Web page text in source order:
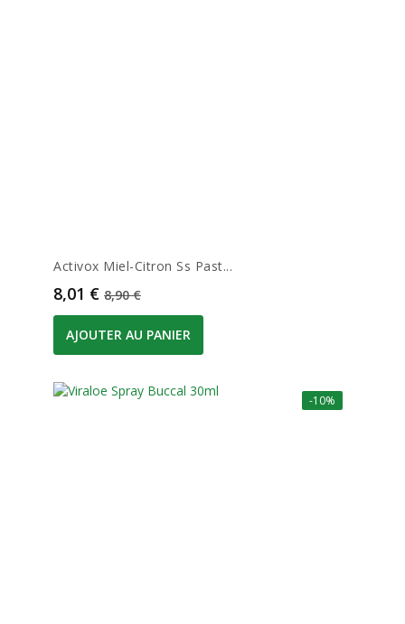
Activox Miel-Citron Ss Past...
Prix
8,01 € Prix de base
8,90 €
AJOUTER AU PANIER
-10%